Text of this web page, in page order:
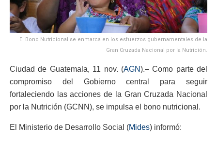
El Bono Nutricional se enmarca en los esfuerzos gubernamentales de la
Gran Cruzada Nacional por la Nutrición.
Ciudad de Guatemala, 11 nov. (AGN).– Como parte del
compromiso del Gobierno central para seguir
fortaleciendo las acciones de la Gran Cruzada Nacional
por la Nutrición (GCNN), se impulsa el bono nutricional.
El Ministerio de Desarrollo Social (Mides) informó: